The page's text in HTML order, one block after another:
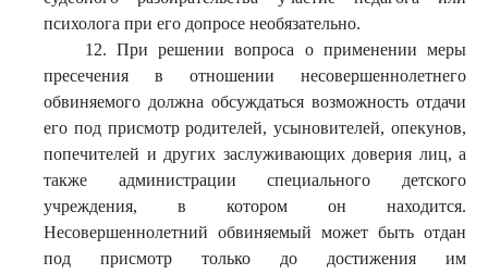
психолога при его допросе необязательно.
12. При решении вопроса о применении меры
пресечения в отношении несовершеннолетнего
обвиняемого должна обсуждаться возможность отдачи
его под присмотр родителей, усыновителей, опекунов,
попечителей и других заслуживающих доверия лиц, а
также администрации специального детского
учреждения, в котором он находится.
Несовершеннолетний обвиняемый может быть отдан
под присмотр только до достижения им